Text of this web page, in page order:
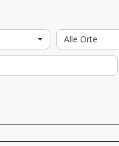
Alle Orte